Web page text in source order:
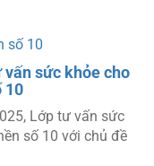
sức khỏe cho
10
Lớp tư vấn sức
số 10 với chủ đề